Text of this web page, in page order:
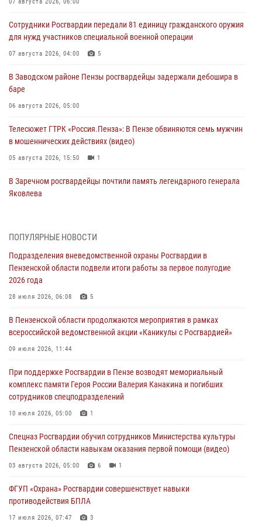
Сотрудники Росгвардии передали 81 единицу гражданского оружия
для нужд участников специальной военной операции
07 августа 2026, 04:00 5
В Заводском районе Пензы росгвардейцы задержали дебошира в
баре
06 августа 2026, 05:00
Телесюжет ГТРК «Россия.Пенза»: В Пензе обвиняются семь мужчин
в мошеннических действиях (видео)
05 августа 2026, 15:50 1
В Заречном росгвардейцы почтили память легендарного генерала
Яковлева
Сотрудники пензенского ОМОН «Страж» познакомили участников
05 августа 2026, 06:15
В Пензе сотрудники Росгвардии оказали помощь
дезориентированному пенсионеру
В Пензе при силовой поддержке Росгвардии пресечена
деятельность ОПГ, маскировавшейся под реабилитационный центр
04 августа 2026, 07:05 4
В Управлении Росгвардии по Пензенской области подвели итоги
работы за первое полугодие 2026 года
ПОПУЛЯРНЫЕ НОВОСТИ
Подразделения вневедомственной охраны Росгвардии в
Пензенской области подвели итоги работы за первое полугодие
2026 года
28 июля 2026, 06:08 5
В Пензенской области продолжаются мероприятия в рамках
всероссийской ведомственной акции «Каникулы с Росгвардией»
09 июля 2026, 11:44
При поддержке Росгвардии в Пензе возводят мемориальный
комплекс памяти Героя России Валерия Канакина и погибших
сотрудников спецподразделений
10 июля 2026, 05:00 1
Спецназ Росгвардии обучил сотрудников Министерства культуры
Пензенской области навыкам оказания первой помощи (видео)
03 августа 2026, 05:00 6 1
ФГУП «Охрана» Росгвардии совершенствует навыки
противодействия БПЛА
17 июля 2026, 07:47 3